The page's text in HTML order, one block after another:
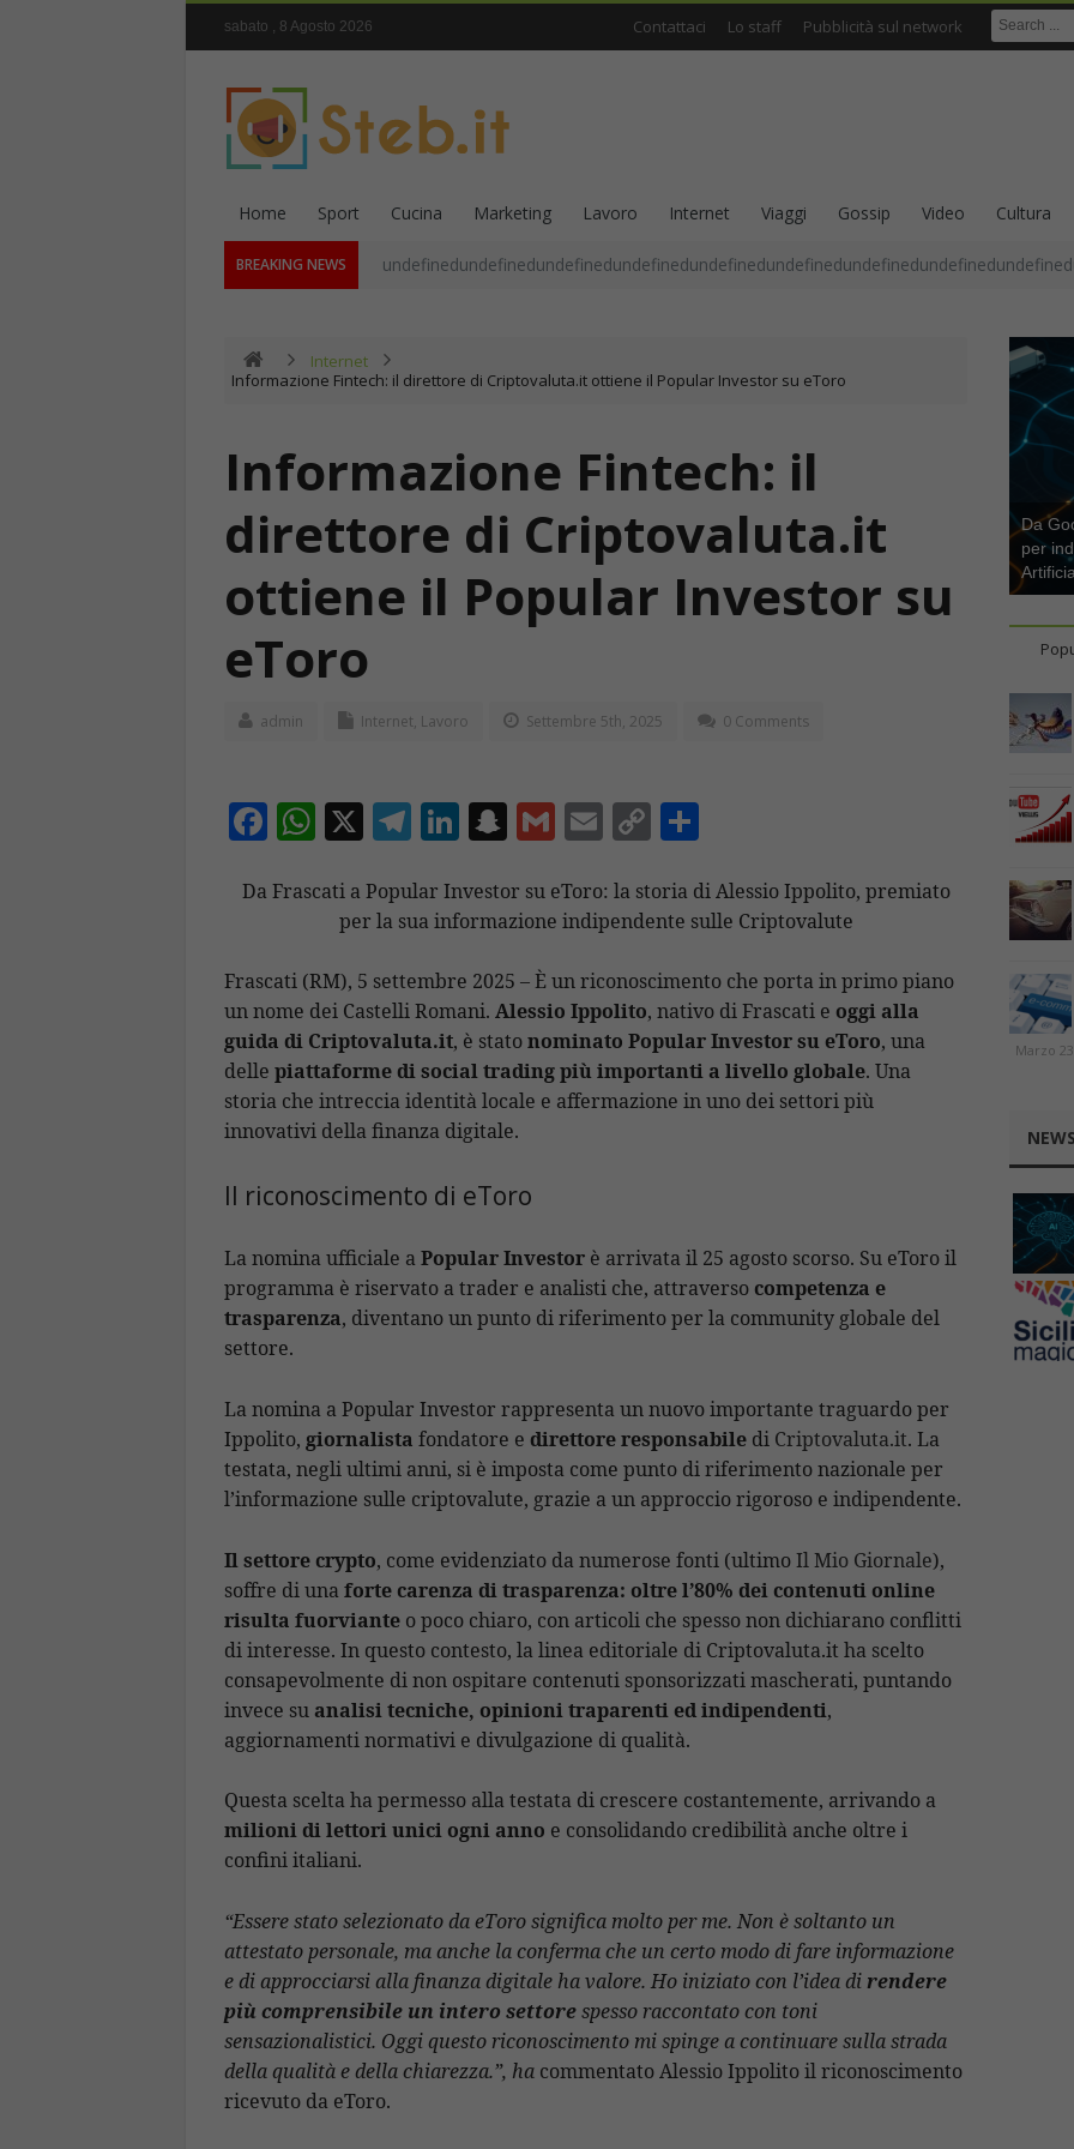
sabato , 8 Agosto 2026 Contattaci Lo staff Pubblicità sul network
Home Sport Cucina Marketing Lavoro Internet Viaggi Gossip Video Cultura
BREAKING NEWS
Internet
Informazione Fintech: il direttore di Criptovaluta.it ottiene il Popular Investor su eToro
Informazione Fintech: il
direttore di Criptovaluta.it
ottiene il Popular Investor su
eToro
admin Internet, Lavoro Settembre 5th, 2025 0 Comments
F
e
o
o
k
W
at
A
p
p
X T
e
gr
a
m
Li
k
e
dI
n
S
a
p
c
h
at
G
ai
l
E
ai
l
C
p
y
Li
n
k
n
di
vi
di
Da Frascati a Popular Investor su eToro: la storia di Alessio Ippolito, premiato
per la sua informazione indipendente sulle Criptovalute
Frascati (RM), 5 settembre 2025 – È un riconoscimento che porta in primo piano
un nome dei Castelli Romani. Alessio Ippolito, nativo di Frascati e oggi alla
guida di Criptovaluta.it, è statonominato Popular Investor su eToro, una
delle piattaforme di social trading più importanti a livello globale. Una
storia che intreccia identità locale e affermazione in uno dei settori più
innovativi della finanza digitale.
Il riconoscimento di eToro
La nomina ufficiale aPopular Investor è arrivata il 25 agosto scorso. Su eToro il
programma è riservato a trader e analisti che, attraverso competenza e
trasparenza, diventano un punto di riferimento per la community globale del
settore.
La nomina a Popular Investor rappresenta un nuovo importante traguardo per
Ippolito, giornalista fondatore e direttoreresponsabile di Criptovaluta.it. La
testata, negli ultimi anni, si è imposta come punto di riferimento nazionale per
l’informazione sulle criptovalute, grazie a un approccio rigoroso e indipendente.
Il settore crypto, come evidenziato da numerose fonti (ultimoIl Mio Giornale),
soffre di unaforte carenza di trasparenza: oltre l’80% dei contenuti online
risulta fuorviante o poco chiaro, con articoli che spesso non dichiarano conflitti
di interesse. In questo contesto, la linea editoriale di Criptovaluta.it ha scelto
consapevolmente di non ospitare contenuti sponsorizzati mascherati, puntando
invece su analisi tecniche, opinioni traparenti ed indipendenti,
aggiornamenti normativi e divulgazione di qualità.
Questa scelta ha permesso alla testata di crescere costantemente, arrivando a
milioni di lettori unici ogni anno e consolidando credibilità anche oltre i
confini italiani.
“Essere stato selezionato da eTorosignifica molto per me. Non è soltanto un
attestato personale, ma anche la conferma che un certo modo di fare informazione
e di approcciarsi alla finanza digitale ha valore. Ho iniziato con l’idea direndere
più comprensibile un intero settorespesso raccontato con toni
sensazionalistici. Oggi questo riconoscimento mi spinge a continuare sulla strada
della qualità e della chiarezza.”, ha commentato Alessio Ippolito il riconoscimento
ricevuto da eToro.
Da
per
Marzo